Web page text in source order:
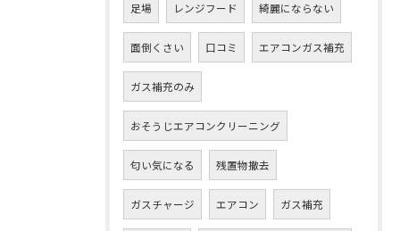
足場 レンジフード 綺麗にならない
面倒くさい 口コミ エアコンガス補充
ガス補充のみ
おそうじエアコンクリーニング
匂い気になる 残置物撤去
ガスチャージ エアコン ガス補充